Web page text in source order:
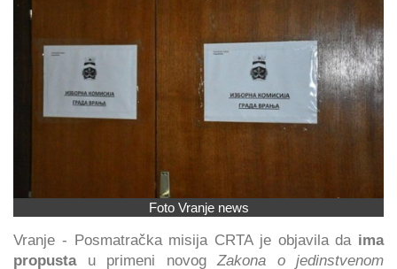
Foto Vranje news
Vranje - Posmatračka misija CRTA je objavila da ima
propustau primeni novog Zakona o jedinstvenom